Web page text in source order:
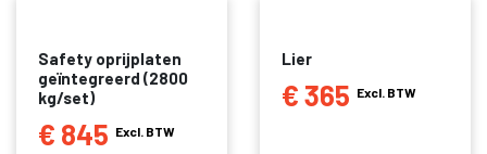
Safety oprijplaten
geïntegreerd (2800
kg/set)
€ 845 Excl. BTW
Lier
€ 365 Excl. BTW